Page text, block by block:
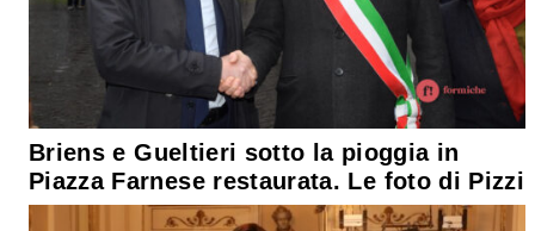
Briens e Gueltieri sotto la pioggia in
Piazza Farnese restaurata. Le foto di Pizzi